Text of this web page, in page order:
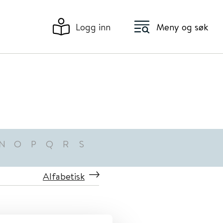
Logg inn Meny og søk
N O P Q R S
Alfabetisk